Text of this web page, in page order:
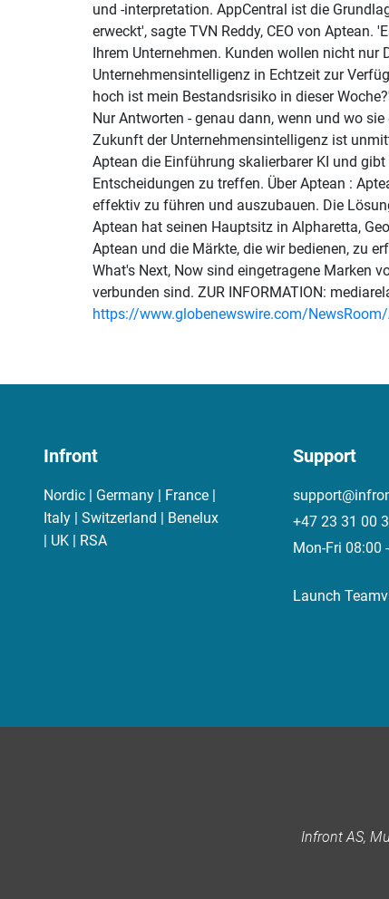
und -interpretation. AppCentral ist die
erweckt', sagte TVN Reddy, CEO von
Ihrem Unternehmen. Kunden wollen nicht nur
Unternehmensintelligenz in Echtzeit zur
hoch ist mein Bestandsrisiko in dieser
Nur Antworten - genau dann, wenn und wo
Zukunft der Unternehmensintelligenz ist
Aptean die Einführung skalierbarer KI und
Entscheidungen zu treffen. Über Aptean :
effektiv zu führen und auszubauen. Die
Aptean hat seinen Hauptsitz in Alpharetta,
Aptean und die Märkte, die wir bedienen, zu
What's Next, Now sind eingetragene Marken
verbunden sind. ZUR INFORMATION:
https://www.globenewswire.com/
Infront
Nordic | Germany | France |
Italy | Switzerland | Benelux
| UK | RSA
Support
+47 23 31 00
Mon-Fri 08:00
Launch
Infront AS,